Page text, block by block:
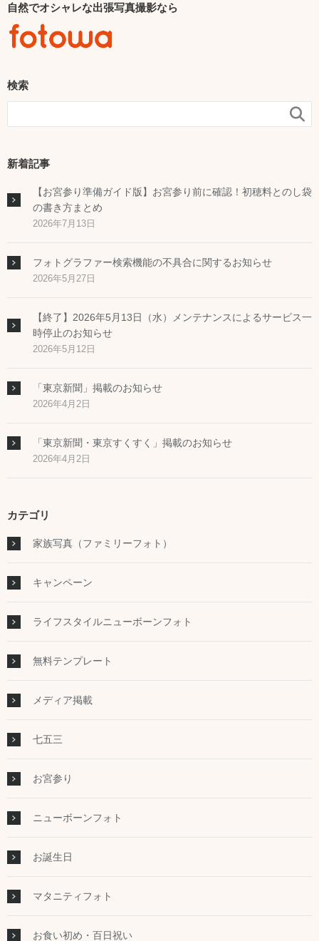
自然でオシャレな出張写真撮影なら
検索

新着記事
【お宮参り準備ガイド版】お宮参り前に確認！初穂料とのし袋
の書き方まとめ
2026年7月13日
フォトグラファー検索機能の不具合に関するお知らせ
2026年5月27日
【終了】2026年5月13日（水）メンテナンスによるサービス一
時停止のお知らせ
2026年5月12日
「東京新聞」掲載のお知らせ
2026年4月2日
「東京新聞・東京すくすく」掲載のお知らせ
2026年4月2日
カテゴリ
家族写真（ファミリーフォト）
キャンペーン
ライフスタイルニューボーンフォト
無料テンプレート
メディア掲載
七五三
お宮参り
ニューボーンフォト
お誕生日
マタニティフォト
お食い初め・百日祝い